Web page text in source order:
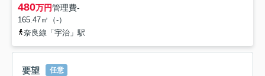
480万円管理費-
165.47㎡（-）
奈良線「宇治」駅
要望 任意